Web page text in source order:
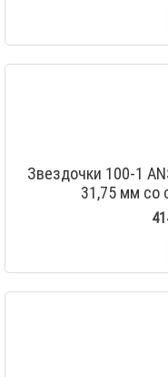
Звездочки 100-1
31,75 мм со